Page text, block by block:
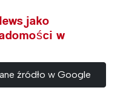
jako
w
źródło w Google